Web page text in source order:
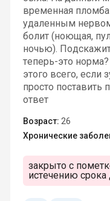
временная
удаленным
болит (ноющая,
ночью).
теперь-это
этого всего,
просто поставить
ответ
Возраст: 26
Хронические
закрыто с
истечению срока